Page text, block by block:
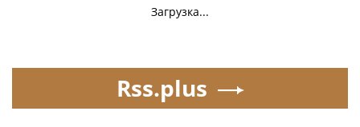
Загрузка...
Rss.plus